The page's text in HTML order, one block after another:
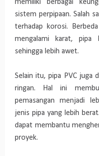
memiliki berbagai
sistem perpipaan. Salah
terhadap korosi.
mengalami karat, pipa
sehingga lebih awet.
Selain itu, pipa PVC juga
ringan. Hal ini
pemasangan menjadi
jenis pipa yang lebih
dapat membantu
proyek.